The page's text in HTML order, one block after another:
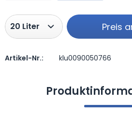
Preis
Preis anfragen
Artikel-Nr.: klu0090050766